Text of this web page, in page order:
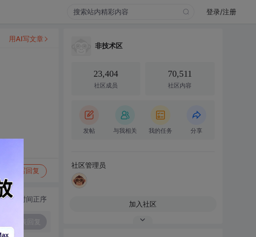
登录/注册
写回复
用AI写文章
换为时间正序
非技术区
23,404
社区成员
70,511
社区内容
发帖 与我相关 我的任务 分享
社区管理员
加入社区